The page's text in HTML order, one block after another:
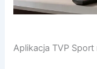
Aplikacja TVP